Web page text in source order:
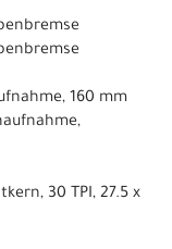
160 mm
30 TPI, 27.5 x